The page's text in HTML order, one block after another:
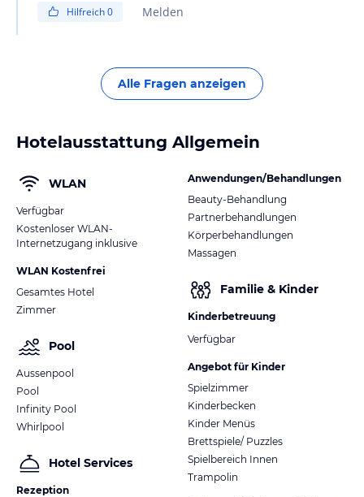
October is the beginning of summer. But as C Mauritius
some Mauritian dishes.
Hilfreich0 Melden
Alle Fragen anzeigen
Hotelausstattung Allgemein
WLAN
Verfügbar
Kostenloser WLAN-
Internetzugang inklusive
WLAN Kostenfrei
Gesamtes Hotel
Zimmer
Pool
Aussenpool
Pool
Infinity Pool
Whirlpool
Hotel Services
Rezeption
Anwendungen/Behandlungen
Beauty-Behandlung
Partnerbehandlungen
Körperbehandlungen
Massagen
Familie & Kinder
Kinderbetreuung
Verfügbar
Angebot für Kinder
Spielzimmer
Kinderbecken
Kinder Menüs
Brettspiele/ Puzzles
Spielbereich Innen
Trampolin